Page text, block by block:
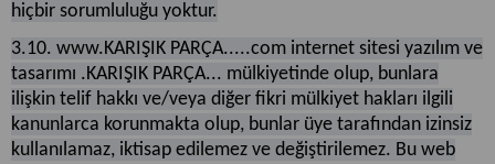
hiçbir sorumluluğu yoktur.
3.10. www.KARIŞIK PARÇA.....com internet sitesi yazılım ve
tasarımı .KARIŞIK PARÇA... mülkiyetinde olup, bunlara
ilişkin telif hakkı ve/veya diğer fikri mülkiyet hakları ilgili
kanunlarca korunmakta olup, bunlar üye tarafından izinsiz
kullanılamaz, iktisap edilemez ve değiştirilemez. Bu web